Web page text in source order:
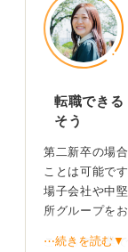
題解決能力、
プラスしてア
経理の仕事は
業経験で得た
0
転職できる
そう
第二新卒の場
ことは可能で
場子会社や中
所グループを
これらの企業
⋯続きを読む▼